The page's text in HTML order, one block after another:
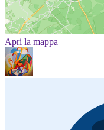
Apri la mappa